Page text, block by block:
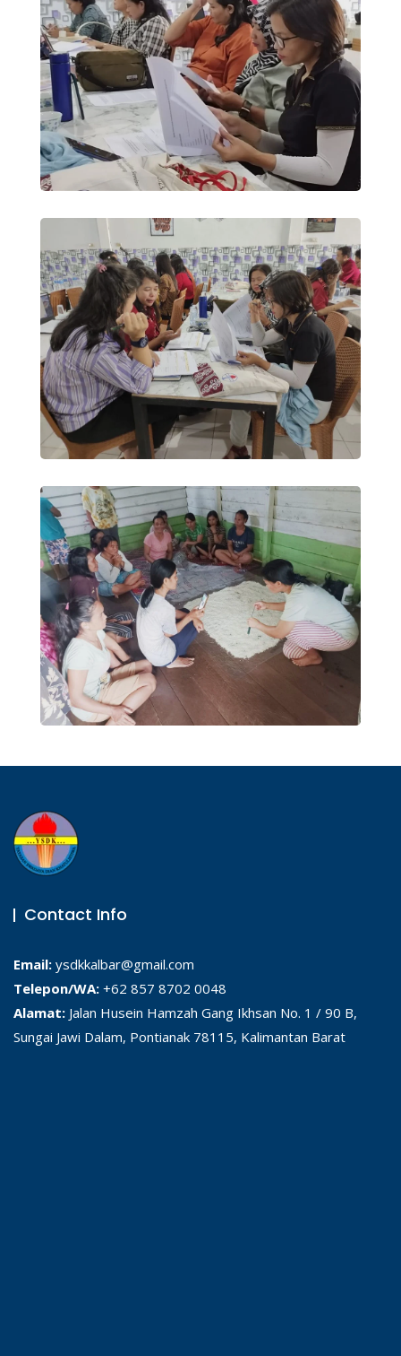
Contact Info
Email: ysdkkalbar@gmail.com
Telepon/WA: +62 857 8702 0048
Alamat: Jalan Husein Hamzah Gang Ikhsan No. 1 / 90 B,
Sungai Jawi Dalam, Pontianak 78115, Kalimantan Barat